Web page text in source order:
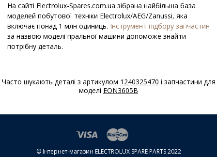
На сайті Electrolux-Spares.com.ua зібрана найбільша база
моделей побутової техніки Electrolux/AEG/Zanussi, яка
включає понад 1 млн одиниць. Інструмент підбору запчастин
за назвою моделі пральної машини допоможе знайти
потрібну деталь.
Спеціальна наклейка виробника з назвою моделі і іншими
параметрами - шильдик знаходиться на корпусі пральної
Electrolux/AEG/Zanussi?
На нашому сайті можна купити оригінальні ТЕНи до
пральних машин Electrolux/AEG/Zanussi за конкурентними
Часто шукають деталі з артикулом 1240325470 і запчастини для
моделі EON3605B
© Інтернет-магазин ELECTROLUX SPARE PARTS 2022